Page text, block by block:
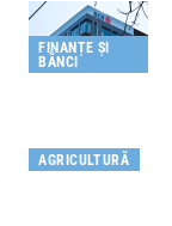
FINANȚE ȘI
BĂNCI
AGRICULTURĂ